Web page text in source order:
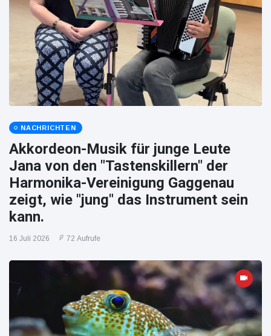
NACHRICHTEN
Akkordeon-Musik für junge Leute
Jana von den "Tastenskillern" der
Harmonika-Vereinigung Gaggenau
zeigt, wie "jung" das Instrument sein
kann.
16 Juli 2026 72 Aufrufe